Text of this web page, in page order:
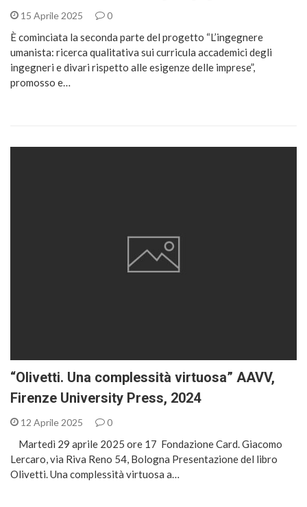
15 Aprile 2025 0
È cominciata la seconda parte del progetto “L’ingegnere
umanista: ricerca qualitativa sui curricula accademici degli
ingegneri e divari rispetto alle esigenze delle imprese”,
promosso e…
“Olivetti. Una complessità virtuosa” AAVV,
Firenze University Press, 2024
12 Aprile 2025 0
Martedì 29 aprile 2025 ore 17 Fondazione Card. Giacomo
Lercaro, via Riva Reno 54, Bologna Presentazione del libro
Olivetti. Una complessità virtuosa a…